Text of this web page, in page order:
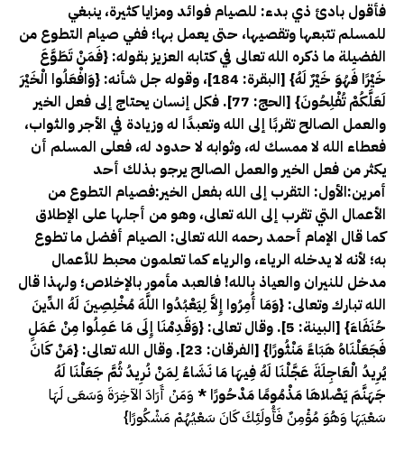
فأقول بادئ ذي بدء: للصيام فوائد ومزايا كثيرة، ينبغي
للمسلم تتبعها وتقصيها، حتى يعمل بها؛ ففي صيام التطوع من
الفضيلة ما ذكره الله تعالى في كتابه العزيز بقوله: {فَمَنْ تَطَوَّعَ
خَيْرًا فَهُوَ خَيْرٌ لَهُ} [البقرة: 184]، وقوله جل شأنه: {وَافْعَلُوا الْخَيْرَ
لَعَلَّكُمْ تُفْلِحُونَ} [الحج: 77]. فكل إنسان يحتاج إلى فعل الخير
والعمل الصالح تقربًا إلى الله وتعبدًا له وزيادة في الأجر والثواب،
فعطاء الله لا ممسك له، وثوابه لا حدود له، فعلى المسلم أن
يكثر من فعل الخير والعمل الصالح يرجو بذلك أحد
أمرين:الأول: التقرب إلى الله بفعل الخير:فصيام التطوع من
الأعمال التي تقرب إلى الله تعالى، وهو من أجلها على الإطلاق
كما قال الإمام أحمد رحمه الله تعالى: الصيام أفضل ما تطوع
به؛ لأنه لا يدخله الرياء، والرياء كما تعلمون محبط للأعمال
مدخل للنيران والعياذ بالله! فالعبد مأمور بالإخلاص؛ ولهذا قال
الله تبارك وتعالى: {وَمَا أُمِرُوا إِلاَّ لِيَعْبُدُوا اللَّهَ مُخْلِصِينَ لَهُ الدِّينَ
حُنَفَاءَ} [البينة: 5]. وقال تعالى: {وَقَدِمْنَا إِلَى مَا عَمِلُوا مِنْ عَمَلٍ
فَجَعَلْنَاهُ هَبَاءً مَنْثُورًا} [الفرقان: 23]. وقال الله تعالى: {مَنْ كَانَ
يُرِيدُ الْعَاجِلَةَ عَجَّلْنَا لَهُ فِيهَا مَا نَشَاءُ لِمَنْ نُرِيدُ ثُمَّ جَعَلْنَا لَهُ
جَهَنَّمَ يَصْلاهَا مَذْمُومًا مَدْحُورًا * وَمَنْ أَرَادَ الآخِرَةَ وَسَعَى لَهَا
سَعْيَهَا وَهُوَ مُؤْمِنٌ فَأُولَئِكَ كَانَ سَعْيُهُمْ مَشْكُورًا}